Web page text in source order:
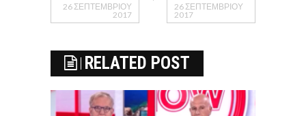
26 ΣΕΠΤΕΜΒΡΊΟΥ
2017
26 ΣΕΠΤΕΜΒΡΊΟΥ
2017
RELATED POST